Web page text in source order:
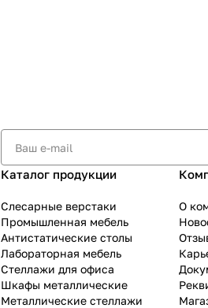
Каталог продукции
Слесарные верстаки
Промышленная мебель
Антистатические столы
Лабораторная мебель
Стеллажи для офиса
Шкафы металлические
Металлические стеллажи
О